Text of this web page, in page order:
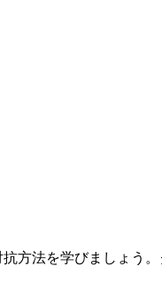
方法を学びましょう。